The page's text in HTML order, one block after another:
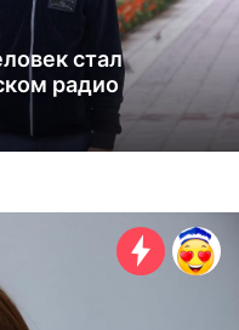
стал
радио